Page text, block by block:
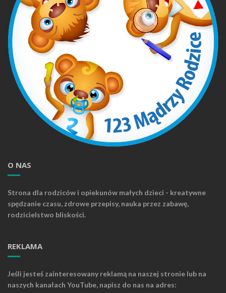
O NAS
Strona dla rodziców i opiekunów małych dzieci - kreatywne
spędzanie czasu, zdrowe przepisy, nauka przez zabawę,
rodzicielstwo bliskości.
REKLAMA
Jeśli jesteś zainteresowany reklamą na naszej stronie lub na
naszych kanałach YouTube, napisz do nas na adres: